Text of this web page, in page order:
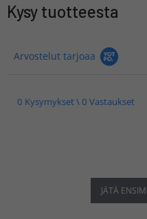
Kysy tuotteesta
Arvostelut tarjoaa
0 Kysymykset \ 0 Vastaukset
JÄTÄ